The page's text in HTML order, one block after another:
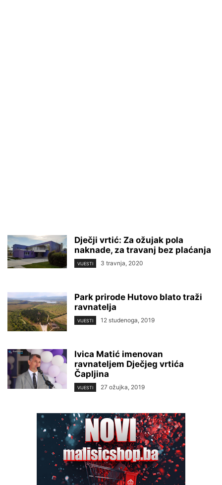
Dječji vrtić: Za ožujak pola
naknade, za travanj bez plaćanja
VIJESTI 3 travnja, 2020
Park prirode Hutovo blato traži
ravnatelja
VIJESTI 12 studenoga, 2019
Ivica Matić imenovan
ravnateljem Dječjeg vrtića
Čapljina
VIJESTI 27 ožujka, 2019